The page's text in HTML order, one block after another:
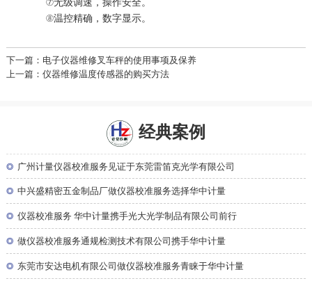
⑧温控精确，数字显示。
下一篇：电子仪器维修叉车秤的使用事项及保养
上一篇：仪器维修温度传感器的购买方法
经典案例
◎ 广州计量仪器校准服务见证于东莞雷笛克光学有限公司
◎ 中兴盛精密五金制品厂做仪器校准服务选择华中计量
◎ 仪器校准服务 华中计量携手光大光学制品有限公司前行
◎ 做仪器校准服务通规检测技术有限公司携手华中计量
◎ 东莞市安达电机有限公司做仪器校准服务青睐于华中计量